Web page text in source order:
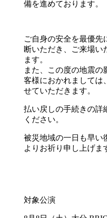
備を進めております。
ご自身の安全を最優先
断いただき、ご来場い
ます。
また、この度の地震の
客様におかれましては
せていただきます。
払い戻しの手続きの詳
ください。
被災地域の一日も早い
よりお祈り申し上げま
対象公演